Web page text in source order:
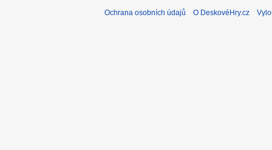
Ochrana osobních údajů O DeskovéHry.cz